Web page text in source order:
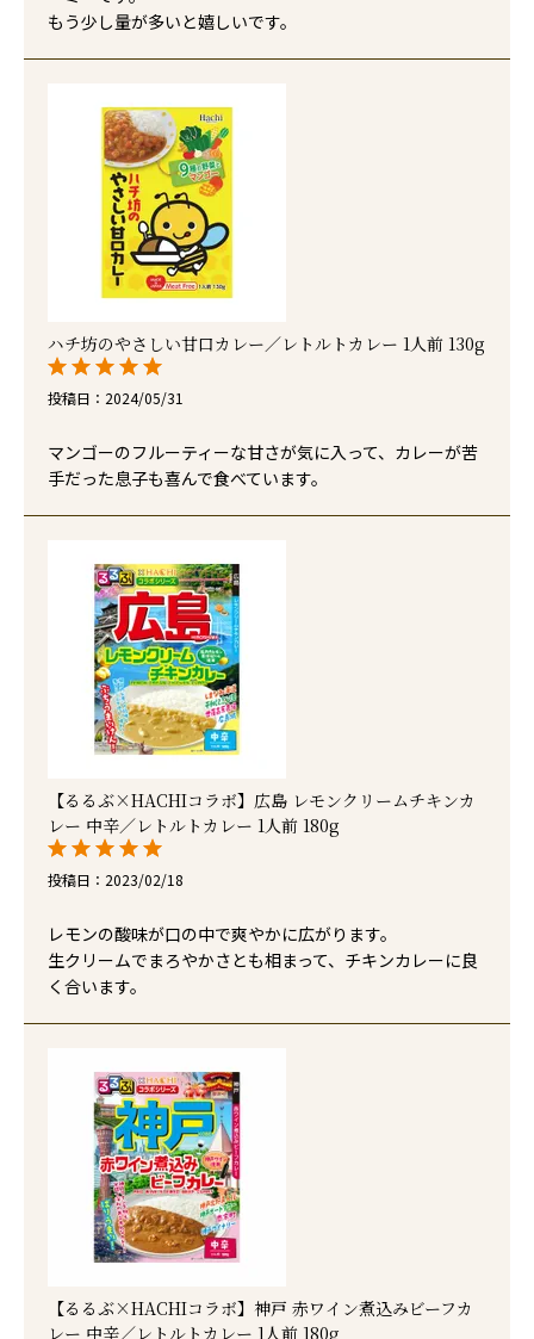
もう少し量が多いと嬉しいです。
ハチ坊のやさしい甘口カレー／レトルトカレー 1人前 130g
投稿日 2024/05/31
マンゴーのフルーティーな甘さが気に入って、カレーが苦
手だった息子も喜んで食べています。
【るるぶ×HACHIコラボ】広島 レモンクリームチキンカ
レー 中辛／レトルトカレー 1人前 180g
投稿日 2023/02/18
レモンの酸味が口の中で爽やかに広がります。
生クリームでまろやかさとも相まって、チキンカレーに良
く合います。
【るるぶ×HACHIコラボ】神戸 赤ワイン煮込みビーフカ
レー 中辛／レトルトカレー 1人前 180g